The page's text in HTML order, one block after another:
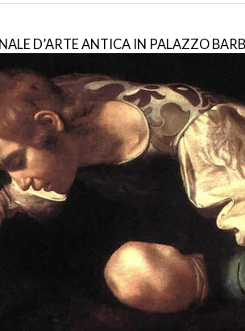
D’ARTE ANTICA IN PALAZZO